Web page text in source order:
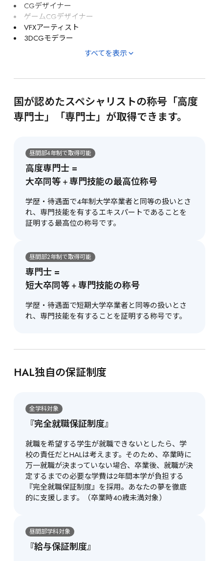
CGデザイナー
ゲームCGデザイナー
VFXアーティスト
3DCGモデラー
すべてを表示
国が認めたスペシャリストの称号「高度
専門士」「専門士」が取得できます。
昼間部4年制で取得可能
高度専門士 =
大卒同等+専門技能の最高位称号
学歴・待遇面で4年制大学卒業者と同等の扱いとさ
れ、専門技能を有するエキスパートであることを
証明する最高位の称号です。
昼間部2年制で取得可能
専門士 =
短大卒同等+専門技能の称号
学歴・待遇面で短期大学卒業者と同等の扱いとさ
れ、専門技能を有することを証明する称号です。
HAL独自の保証制度
全学科対象
『完全就職保証制度』
就職を希望する学生が就職できないとしたら、学
校の責任だとHALは考えます。そのため、卒業時に
万一就職が決まっていない場合、卒業後、就職が決
定するまでの必要な学費は2年間本学が負担する
『完全就職保証制度』を採用。あなたの夢を徹底
的に支援します。（卒業時40歳未満対象）
昼間部学科対象
『給与保証制度』